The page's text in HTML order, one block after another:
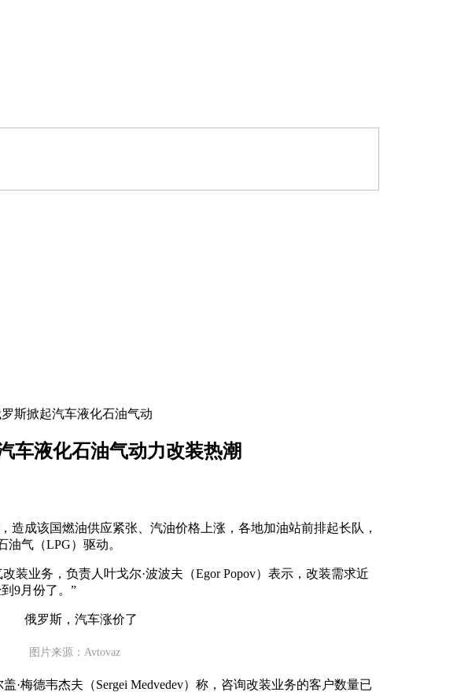
斯掀起汽车液化石油气动
车液化石油气动力改装热潮
造成该国燃油供应紧张、汽油价格上涨，各地加油站前排起长队，
气（LPG）驱动。
装业务，负责人叶戈尔·波波夫（Egor Popov）表示，改装需求近
9月份了。”
图片来源：Avtovaz
·梅德韦杰夫（Sergei Medvedev）称，咨询改装业务的客户数量已